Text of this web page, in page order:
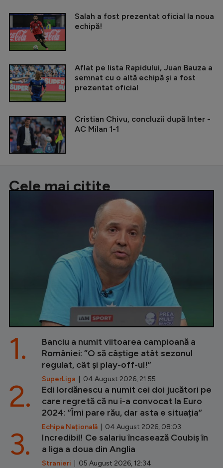
Salah a fost prezentat oficial la noua
echipă!
Aflat pe lista Rapidului, Juan Bauza a
semnat cu o altă echipă și a fost
prezentat oficial
Cristian Chivu, concluzii după Inter -
AC Milan 1-1
Cele mai citite
Banciu a numit viitoarea campioană a
României: ”O să câștige atât sezonul
regulat, cât și play-off-ul!”
SuperLiga | 04 August 2026, 21:55
1.
Edi Iordănescu a numit cei doi jucători pe
care regretă că nu i-a convocat la Euro
2024: ”Îmi pare rău, dar asta e situația”
Echipa Națională | 04 August 2026, 08:03
2.
Incredibil! Ce salariu încasează Coubiș în
a liga a doua din Anglia
Stranieri | 05 August 2026, 12:34
3.